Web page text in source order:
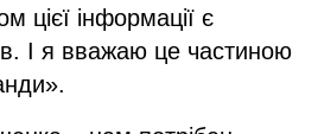
цієї інформації є
І я вважаю це частиною